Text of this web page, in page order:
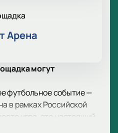
Арена
могут
футбольное событие —
в рамках Российской
игра, это настоящий
спорта. Первый тур